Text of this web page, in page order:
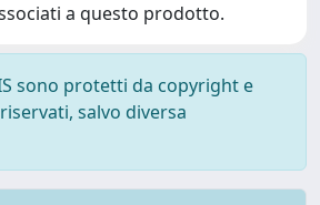
a questo prodotto.
sono protetti da copyright e
salvo diversa